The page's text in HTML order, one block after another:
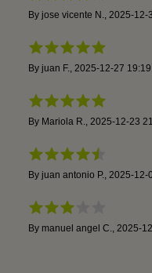
By jose vicente N. 2025-12-
By juan F. 2025-12-27
By Mariola R. 2025-12-23
By juan antonio P. 2025-12-
By manuel angel C. 2025-